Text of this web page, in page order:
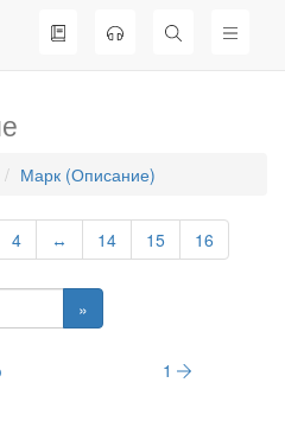
Марк (Описание)
4 ↔ 14 15 16
»
1